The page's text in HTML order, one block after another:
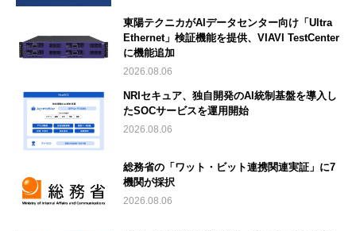
東陽テクニカがAIデータセンター向け「Ultra
Ethernet」検証機能を提供、VIAVI TestCenter
に機能追加
2026.08.06
NRIセキュア、独自開発のAI統制基盤を導入し
たSOCサービスを運用開始
2026.08.06
総務省の「ワット・ビット連携関連実証」に7
機関が採択
2026.08.06